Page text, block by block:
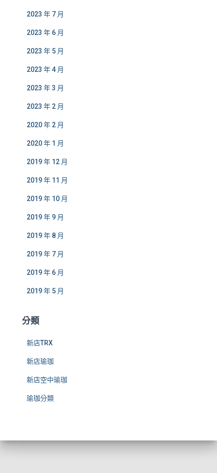
2023 年 7 月
2023 年 6 月
2023 年 5 月
2023 年 4 月
2023 年 3 月
2023 年 2 月
2020 年 2 月
2020 年 1 月
2019 年 12 月
2019 年 11 月
2019 年 10 月
2019 年 9 月
2019 年 8 月
2019 年 7 月
2019 年 6 月
2019 年 5 月
分類
新店TRX
新店瑜珈
新店空中瑜珈
瑜珈分類